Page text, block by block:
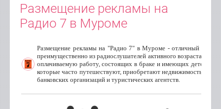
Размещение рекламы на
Радио 7 в Муроме
Размещение рекламы на "Радио 7" в Муроме - отличный
преимущественно из радиослушателей активного возраста с
оплачиваемую работу, состоящих в браке и имеющих детей.
которые часто путешествуют, приобретают недвижимость и
банковских организаций и туристических агентств.